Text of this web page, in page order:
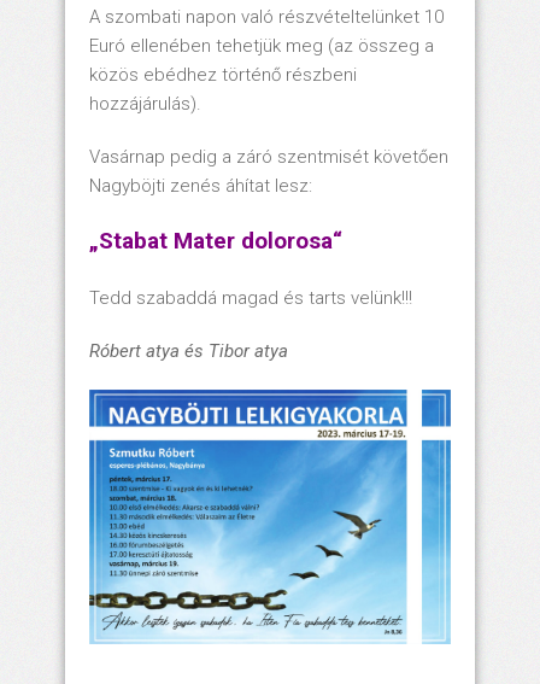
A szombati napon való részvételtelünket 10
Euró ellenében tehetjük meg (az összeg a
közös ebédhez történő részbeni
hozzájárulás).
Vasárnap pedig a záró szentmisét követően
Nagyböjti zenés áhítat lesz:
„Stabat Mater dolorosa“
Tedd szabaddá magad és tarts velünk!!!
Róbert atya és Tibor atya